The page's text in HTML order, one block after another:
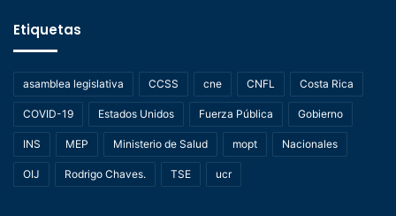
Etiquetas
asamblea legislativa CCSS cne CNFL Costa Rica
COVID-19 Estados Unidos Fuerza Pública Gobierno
INS MEP Ministerio de Salud mopt Nacionales
OIJ Rodrigo Chaves. TSE ucr